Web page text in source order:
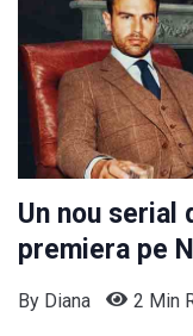
Un nou serial
premiera pe
By Diana 2 Min